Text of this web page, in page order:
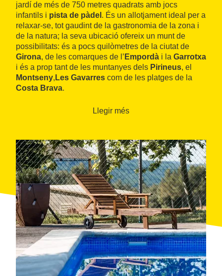
jardí de més de 750 metres quadrats amb jocs
infantils i pista de pàdel . És un allotjament ideal per a
relaxar-se, tot gaudint de la gastronomia de la zona i
de la natura; la seva ubicació ofereix un munt de
possibilitats: és a pocs quilòmetres de la ciutat de
Girona, de les comarques de l’ Empordà i la Garrotxa
i és a prop tant de les muntanyes dels Pirineus, el
Montseny, Les Gavarres com de les platges de la
Costa Brava.
Llegir més